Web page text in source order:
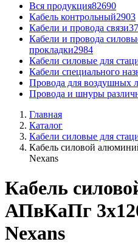
Вся продукция82690
Кабель контрольный2903
Кабели и провода связи
Кабели и провода
прокладки2984
Кабели силовые для
Кабели специального
Провода для воздушных
Провода и шнуры
Главная
Каталог
Кабели силовые для
Кабель силовой
Nexans
Кабель
АПвКаПг
Nexans